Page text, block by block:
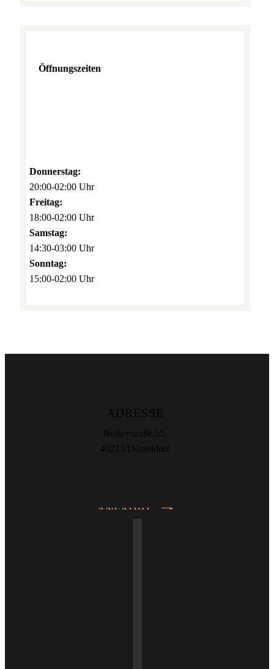
Öffnungszeiten
Donnerstag:
20:00-02:00 Uhr
Freitag:
18:00-02:00 Uhr
Samstag:
14:30-03:00 Uhr
Sonntag:
15:00-02:00 Uhr
ADRESSE
Bolkerstraße 55,
40213 Düsseldorf
ANFAHRT